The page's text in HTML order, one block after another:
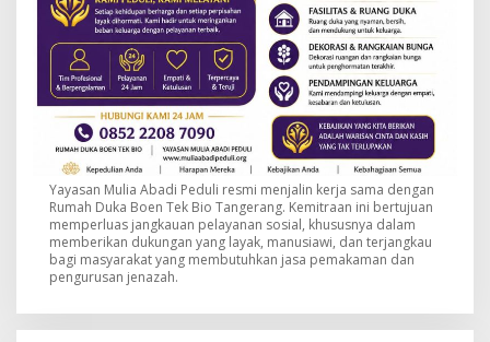
Yayasan Mulia Abadi Peduli resmi menjalin kerja sama dengan
Rumah Duka Boen Tek Bio Tangerang. Kemitraan ini bertujuan
memperluas jangkauan pelayanan sosial, khususnya dalam
memberikan dukungan yang layak, manusiawi, dan terjangkau
bagi masyarakat yang membutuhkan jasa pemakaman dan
pengurusan jenazah.